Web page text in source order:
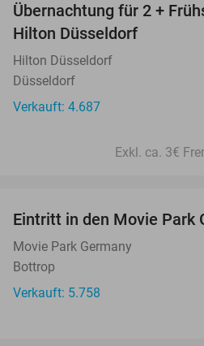
Übernachtung für 2 +
Hilton Düsseldorf
Hilton Düsseldorf
Düsseldorf
Verkauft: 4.687
Exkl. ca. 3€
Eintritt in den Movie Park
Movie Park Germany
Bottrop
Verkauft: 5.758